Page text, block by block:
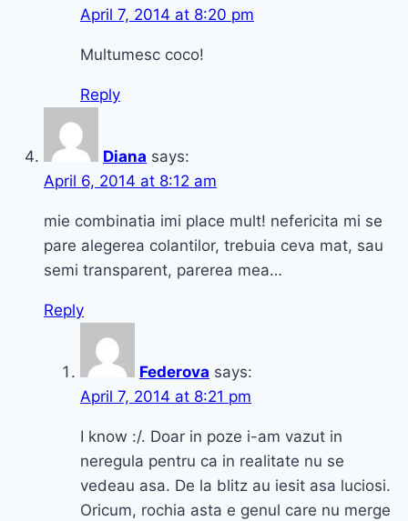
April 7, 2014 at 8:20 pm
Multumesc coco!
Reply
Diana says:
April 6, 2014 at 8:12 am
mie combinatia imi place mult! nefericita mi se
pare alegerea colantilor, trebuia ceva mat, sau
semi transparent, parerea mea…
Reply
Federova says:
April 7, 2014 at 8:21 pm
I know :/. Doar in poze i-am vazut in
neregula pentru ca in realitate nu se
vedeau asa. De la blitz au iesit asa luciosi.
Oricum, rochia asta e genul care nu merge